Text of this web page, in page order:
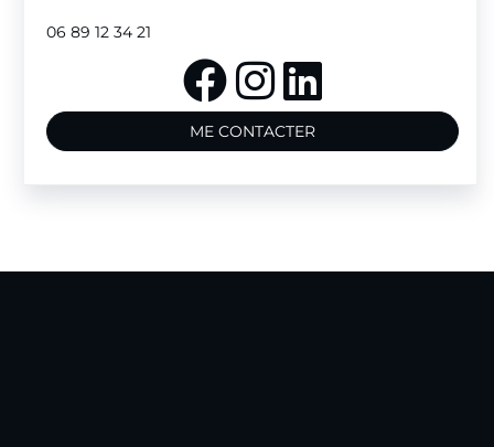
06 89 12 34 21
ME CONTACTER